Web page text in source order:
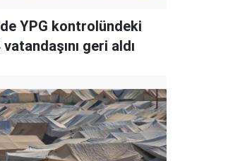
YPG kontrolündeki
geri aldı